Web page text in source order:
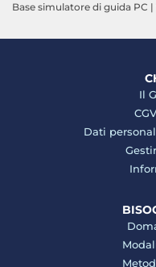
Base simulatore di guida PC |
Il
CGV
Dati